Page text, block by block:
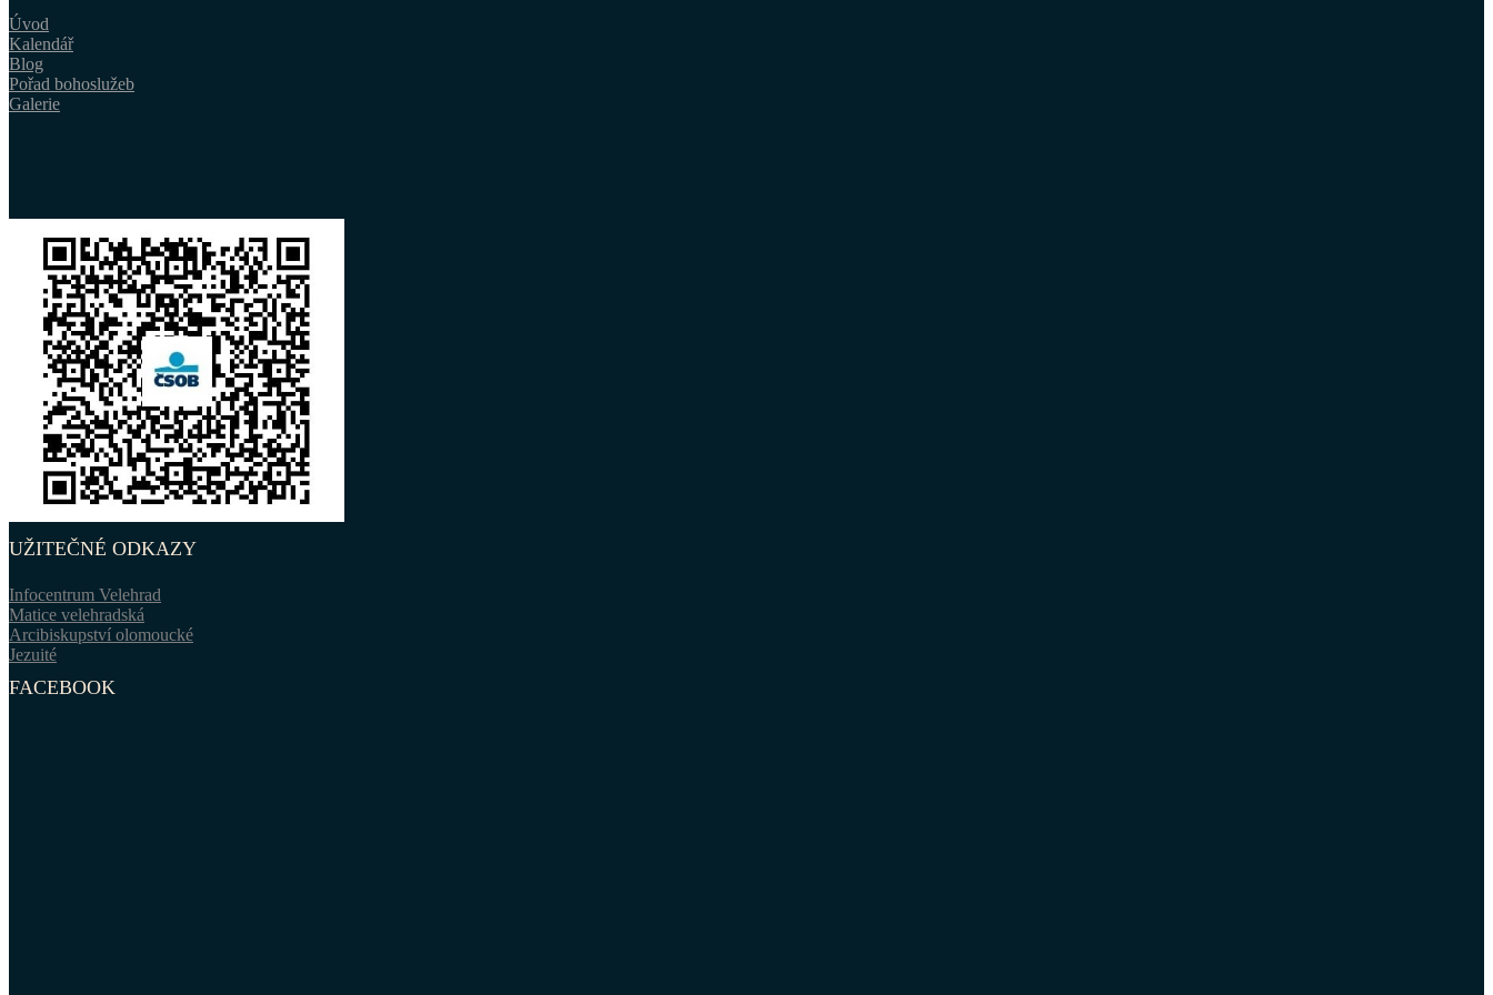
Úvod
Kalendář
Blog
Pořad bohoslužeb
Galerie
UŽITEČNÉ ODKAZY
Infocentrum Velehrad
Matice velehradská
Arcibiskupství olomoucké
Jezuité
FACEBOOK